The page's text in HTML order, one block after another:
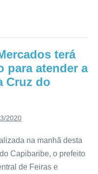
terá
para atender a
Cruz do
2020
na manhã desta
Capibaribe, o prefeito
de Feiras e